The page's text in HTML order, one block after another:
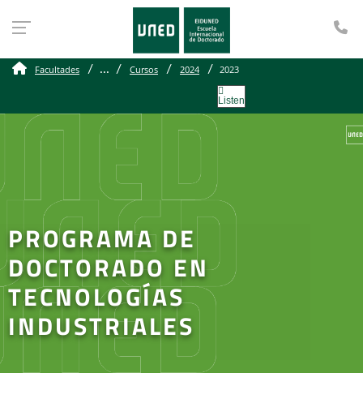
Facultades ... Cursos 2024 2023
Listen
PROGRAMA DE
DOCTORADO EN
TECNOLOGÍAS
INDUSTRIALES